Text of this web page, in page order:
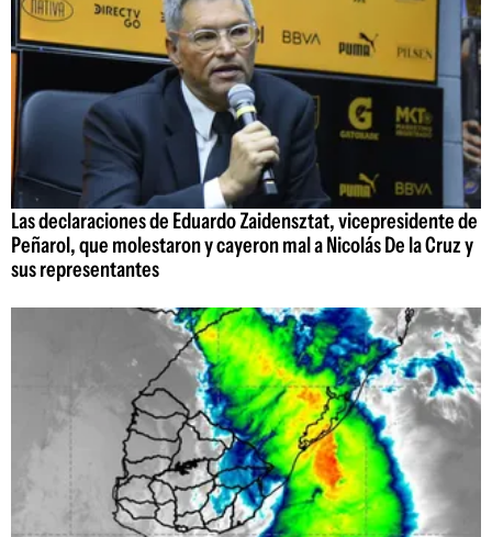
Las declaraciones de Eduardo Zaidensztat, vicepresidente de
Peñarol, que molestaron y cayeron mal a Nicolás De la Cruz y
sus representantes